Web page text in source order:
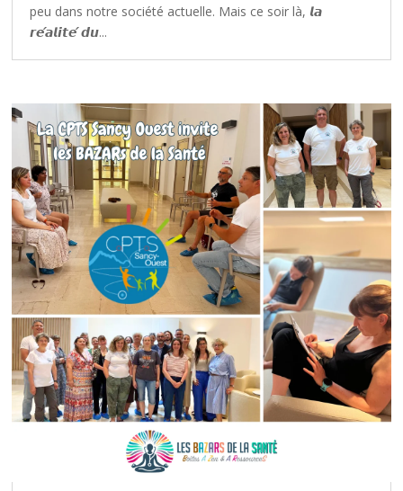
peu dans notre société actuelle. Mais ce soir là, 𝙡𝙖
𝙧𝙚́𝙖𝙡𝙞𝙩𝙚́ 𝙙𝙪...